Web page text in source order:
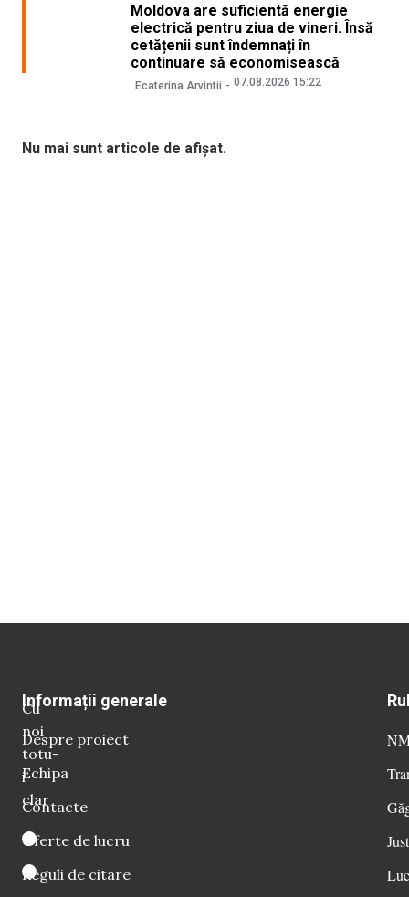
Moldova are suficientă energie
electrică pentru ziua de vineri. Însă
cetățenii sunt îndemnați în
continuare să economisească
Ecaterina Arvintii 07.08.2026 15:22
Nu mai sunt articole de afișat.
Cu
noi
totu-
i
clar
Informații generale
Despre proiect
Echipa
Contacte
Oferte de lucru
Reguli de citare